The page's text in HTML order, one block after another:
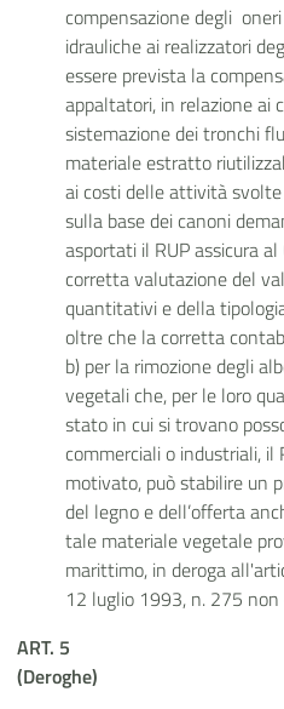
compensazione degli
idrauliche ai realizzatori
essere prevista la
appaltatori, in relazione
sistemazione dei tronchi
materiale estratto
ai costi delle attività
sulla base dei canoni
asportati il RUP assicura
corretta valutazione del
quantitativi e della
oltre che la corretta
b) per la rimozione degli
vegetali che, per le loro
stato in cui si trovano
commerciali o industriali, il
motivato, può stabilire un
del legno e dell’offerta
tale materiale vegetale
marittimo, in deroga
12 luglio 1993, n. 275
ART. 5
(Deroghe)